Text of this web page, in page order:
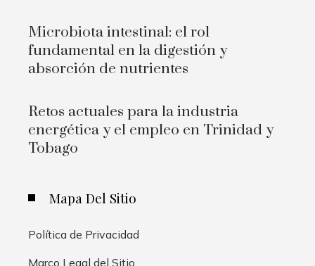
Microbiota intestinal: el rol
fundamental en la digestión y
absorción de nutrientes
Retos actuales para la industria
energética y el empleo en Trinidad y
Tobago
Mapa Del Sitio
Política de Privacidad
Marco Legal del Sitio